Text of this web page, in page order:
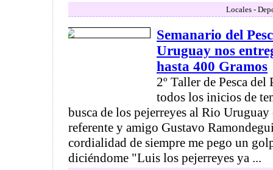
Locales -
Semanario del
Uruguay nos
hasta 400 Gramos
2º Taller de Pesca
todos los inicios de
busca de los pejerreyes al Rio
referente y amigo Gustavo
cordialidad de siempre me pego un
diciéndome "Luis los pejerreyes ya ...